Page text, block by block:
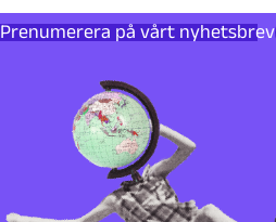
Prenumerera på vårt nyhetsbrev